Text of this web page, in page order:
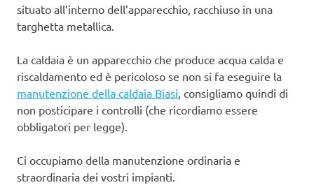
situato all’interno dell’apparecchio, racchiuso in una
targhetta metallica.
La caldaia è un apparecchio che produce acqua calda e
riscaldamento ed è pericoloso se non si fa eseguire la
manutenzione della caldaia Biasi , consigliamo quindi di
non posticipare i controlli (che ricordiamo essere
obbligatori per legge).
Ci occupiamo della manutenzione ordinaria e
straordinaria dei vostri impianti.